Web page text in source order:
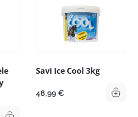
Savi Ice Cool 3kg
48,99 €